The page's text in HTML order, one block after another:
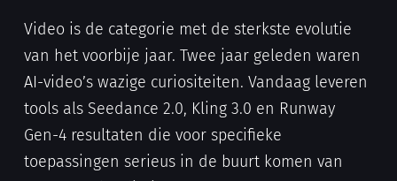
Video is de categorie met de sterkste evolutie
van het voorbije jaar. Twee jaar geleden waren
AI-video’s wazige curiositeiten. Vandaag leveren
tools als Seedance 2.0, Kling 3.0 en Runway
Gen-4 resultaten die voor specifieke
toepassingen serieus in de buurt komen van